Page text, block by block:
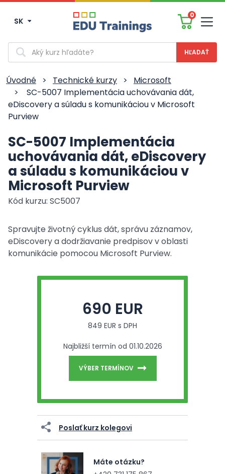
SK
0
Vyhľadávanie
Úvodné > Technické kurzy >
Microsoft
>
SC-5007 Implementácia uchovávania dát,
eDiscovery a súladu s komunikáciou v Microsoft
Purview
SC-5007 Implementácia
uchovávania dát, eDiscovery
a súladu s komunikáciou v
Microsoft Purview
Kód kurzu: SC5007
Spravujte životný cyklus dát, správu záznamov,
eDiscovery a dodržiavanie predpisov v oblasti
komunikácie pomocou Microsoft Purview.
690 EUR
849 EUR s DPH
Najbližší termín od 01.10.2026
VÝBER TERMÍNOV
Poslať kurz kolegovi
Máte otázku?